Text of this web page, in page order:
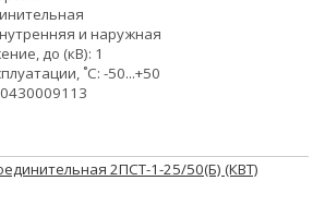
и наружная
до (кВ): 1
˚С: -50...+50
2ПСТ-1-25/50(Б) (КВТ)